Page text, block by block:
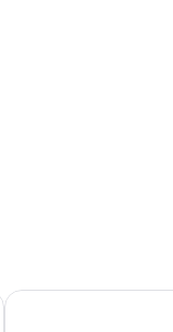
LUX* South Ari Atoll